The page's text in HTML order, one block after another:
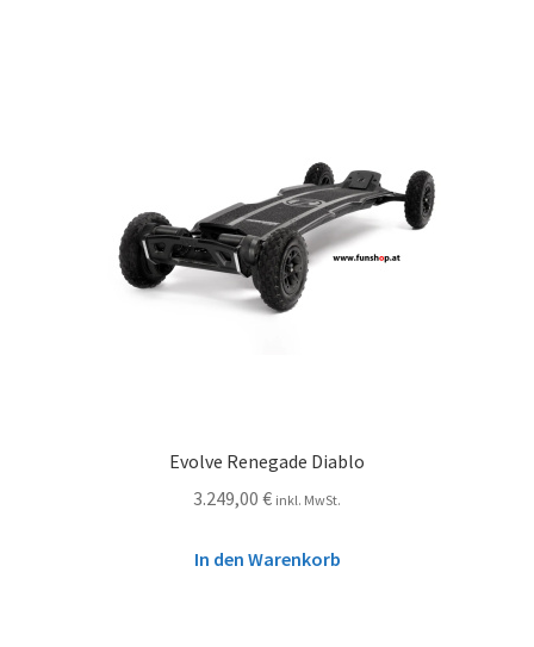
Evolve Renegade Diablo
3.249,00 € inkl. MwSt.
In den Warenkorb